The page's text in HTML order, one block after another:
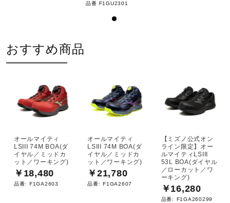
品番 F1GU2301
おすすめ商品
オールマイティ
LSIII 74M BOA(ダ
イヤル／ミッドカ
ット／ワーキング)
￥18,480
品番: F1GA2603
オールマイティ
LSIII 74M BOA(ダ
イヤル／ミッドカ
ット／ワーキング)
￥21,780
品番: F1GA2607
【ミズノ公式オン
ライン限定】オー
ルマイティLSIII
53L BOA(ダイヤル
／ローカット／ワ
ーキング)
￥16,280
品番: F1GA260299